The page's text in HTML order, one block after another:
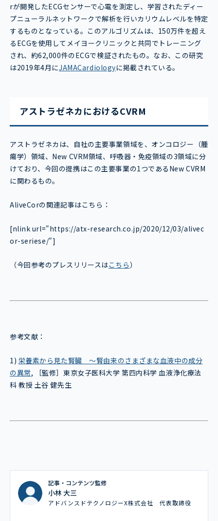
rが開発したECGセンサーで心電を測定し、学習されたディー
プニューラルネットワークで解析を行いカリウムレベルを特定
するものとなっている。このアルゴリズムは、150万件を超え
るECGを使用してメイヨークリニックと共同でトレーニング
され、約62,000件のECGで検証されたもの。なお、この研究
は2019年4月にJAMACardiologyに掲載されている。
アストラゼネカにおけるCVRM
アストラゼネカは、自社の主要事業領域を、オンコロジー（腫
瘍学）領域、New CVRM領域、呼吸器・免疫領域の3領域に分
けており、今回の提携はこの主要事業の1つであるNew CVRM
に関わるもの。
AliveCorの関連記事はこちら：
[nlink url="https://atx-research.co.jp/2020/12/03/alivec
or-seriese/"]
（今回参考のプレスリリースはこちら）
参考文献：
1) 栄養素から見た腎臓 〜腎由来のさまざまな血液中の成分
の異常, ［監修］東京女子医科大学 第四内科学 血液浄化療法
科 教授 土谷 健先生
記事・コンテンツ監修
小林 大三
アドバンスドテクノロジーX株式会社 代表取締役